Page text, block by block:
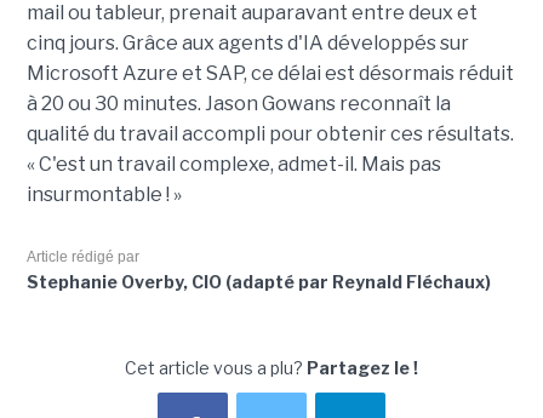
mail ou tableur, prenait auparavant entre deux et
cinq jours. Grâce aux agents d'IA développés sur
Microsoft Azure et SAP, ce délai est désormais réduit
à 20 ou 30 minutes. Jason Gowans reconnaît la
qualité du travail accompli pour obtenir ces résultats.
« C'est un travail complexe, admet-il. Mais pas
insurmontable ! »
Article rédigé par
Stephanie Overby, CIO (adapté par Reynald Fléchaux)
Cet article vous a plu? Partagez le !